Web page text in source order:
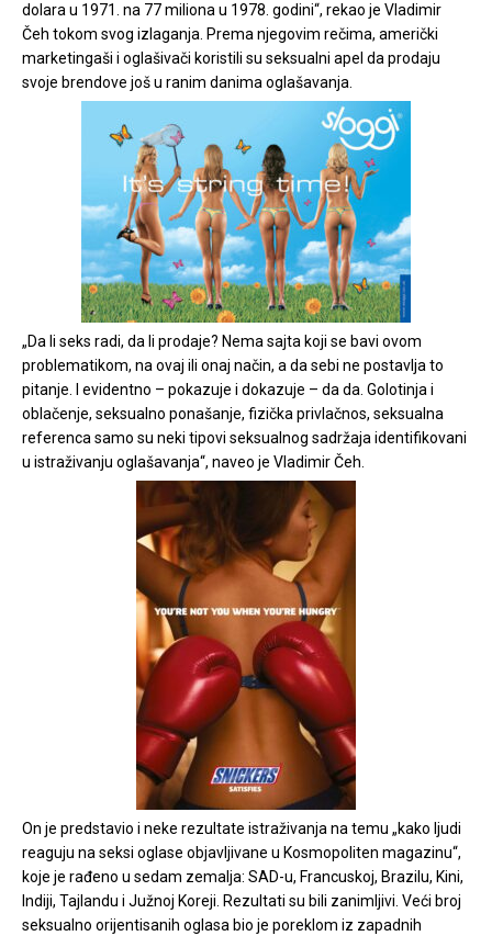
dolara u 1971. na 77 miliona u 1978. godini“, rekao je Vladimir
Čeh tokom svog izlaganja. Prema njegovim rečima, američki
marketingaši i oglašivači koristili su seksualni apel da prodaju
svoje brendove još u ranim danima oglašavanja.
„Da li seks radi, da li prodaje? Nema sajta koji se bavi ovom
problematikom, na ovaj ili onaj način, a da sebi ne postavlja to
pitanje. I evidentno – pokazuje i dokazuje – da da. Golotinja i
oblačenje, seksualno ponašanje, fizička privlačnos, seksualna
referenca samo su neki tipovi seksualnog sadržaja identifikovani
u istraživanju oglašavanja“, naveo je Vladimir Čeh.
On je predstavio i neke rezultate istraživanja na temu „kako ljudi
reaguju na seksi oglase objavljivane u Kosmopoliten magazinu“,
koje je rađeno u sedam zemalja: SAD-u, Francuskoj, Brazilu, Kini,
Indiji, Tajlandu i Južnoj Koreji. Rezultati su bili zanimljivi. Veći broj
seksualno orijentisanih oglasa bio je poreklom iz zapadnih